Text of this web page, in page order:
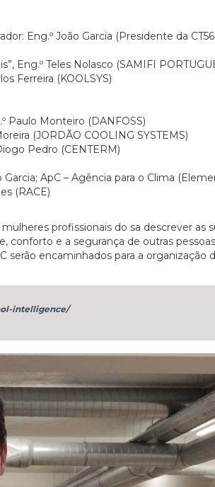
Eng.º João Garcia (Presidente da
Eng.º Teles Nolasco (SAMIFI
Ferreira (KOOLSYS)
Paulo Monteiro (DANFOSS)
(JORDÃO COOLING SYSTEMS)
Pedro (CENTERM)
Garcia; ApC – Agência para o Clima
(RACE)
profissionais do sa descrever as
conforto e a segurança de outras
serão encaminhados para a organização
intelligence/